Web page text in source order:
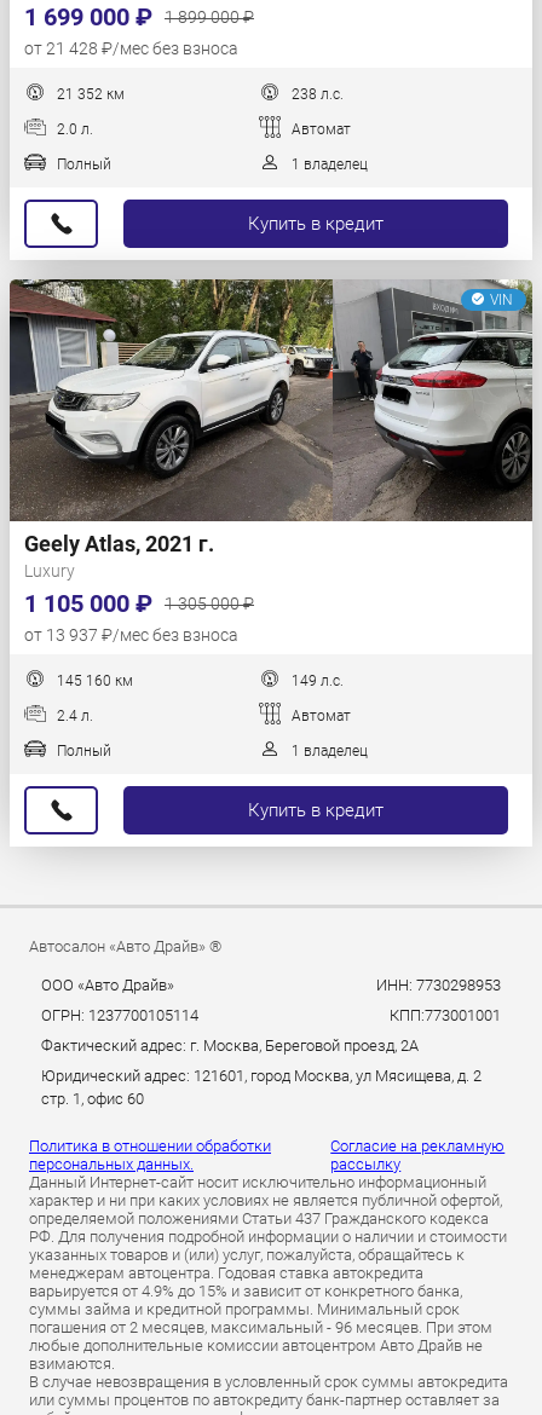
1 699 000 ₽
1 899 000 ₽
от 21 428 ₽/мес без взноса
21 352 км 238 л.с.
2.0 л. Автомат
Полный 1 владелец
Купить в кредит
VIN
Geely Atlas, 2021 г.
Luxury
1 105 000 ₽
1 305 000 ₽
от 13 937 ₽/мес без взноса
145 160 км 149 л.с.
2.4 л. Автомат
Полный 1 владелец
Купить в кредит
Автосалон «Авто Драйв» ®
ООО «Авто Драйв»
ИНН: 7730298953
ОГРН: 1237700105114
КПП:773001001
Фактический адрес: г. Москва, Береговой проезд, 2А
Юридический адрес: 121601, город Москва, ул Мясищева, д. 2
стр. 1, офис 60
Политика в отношении обработки
персональных данных.
Согласие на рекламную
рассылку
Данный Интернет-сайт носит исключительно информационный
характер и ни при каких условиях не является публичной офертой,
определяемой положениями Статьи 437 Гражданского кодекса
РФ. Для получения подробной информации о наличии и стоимости
указанных товаров и (или) услуг, пожалуйста, обращайтесь к
менеджерам автоцентра. Годовая ставка автокредита
варьируется от 4.9% до 15% и зависит от конкретного банка,
суммы займа и кредитной программы. Минимальный срок
погашения от 2 месяцев, максимальный - 96 месяцев. При этом
любые дополнительные комиссии автоцентром Авто Драйв не
взимаются.
В случае невозвращения в условленный срок суммы автокредита
или суммы процентов по автокредиту банк-партнер оставляет за